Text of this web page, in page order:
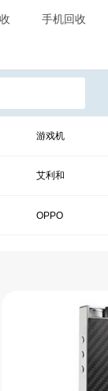
手机回收
游戏机
艾利和
OPPO